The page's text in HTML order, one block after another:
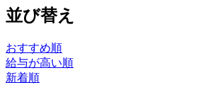
並び替え
おすすめ順
給与が高い順
新着順